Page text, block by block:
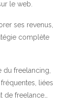
le web.
ses revenus,
complète
du freelancing,
liées
de freelance…